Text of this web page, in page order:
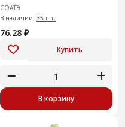
СОАТЭ
В наличии: 35 шт.
76.28 ₽
Купить
В корзину